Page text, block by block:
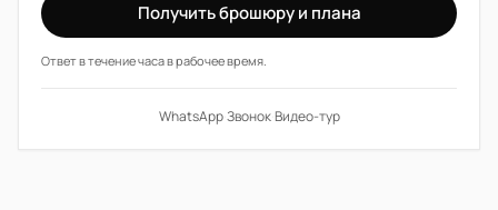
Получить брошюру и плана
Ответ в течение часа в рабочее время.
WhatsApp·Звонок·Видео-тур